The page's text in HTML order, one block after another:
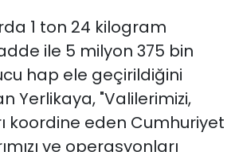
1 ton 24 kilogram
ile 5 milyon 375 bin
hap ele geçirildiğini
Yerlikaya, "Valilerimizi,
koordine eden Cumhuriyet
ve operasyonları